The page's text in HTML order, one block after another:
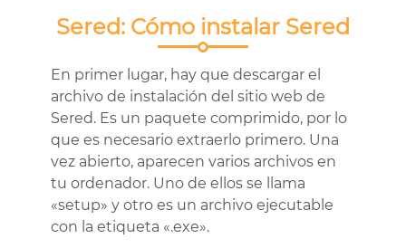
Sered: Cómo instalar Sered
En primer lugar, hay que descargar el
archivo de instalación del sitio web de
Sered. Es un paquete comprimido, por lo
que es necesario extraerlo primero. Una
vez abierto, aparecen varios archivos en
tu ordenador. Uno de ellos se llama
«setup» y otro es un archivo ejecutable
con la etiqueta «.exe».